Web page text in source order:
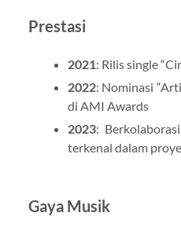
Prestasi
2021: Rilis single
2022: Nominasi
di AMI Awards
2023:
terkenal dalam
Gaya Musik